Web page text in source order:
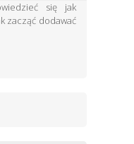
się jak
zacząć dodawać